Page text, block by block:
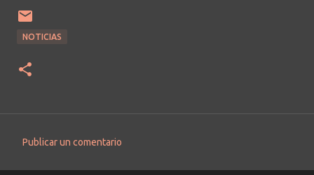
NOTICIAS
Publicar un comentario